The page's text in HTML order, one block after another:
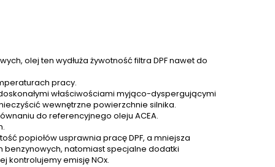
olej ten wydłuża żywotność filtra DPF nawet do
pracy.
właściwościami myjąco-dyspergującymi
wewnętrzne powierzchnie silnika.
do referencyjnego oleju ACEA.
popiołów usprawnia pracę DPF, a mniejsza
benzynowych, natomiast specjalne dodatki
kontrolujemy emisję NOx.